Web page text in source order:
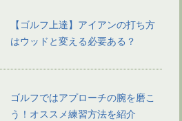
【ゴルフ上達】アイアンの打ち方
はウッドと変える必要ある？
ゴルフではアプローチの腕を磨こ
う！オススメ練習方法を紹介